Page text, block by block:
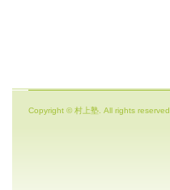
Copyright © 村上塾. All rights reserved.